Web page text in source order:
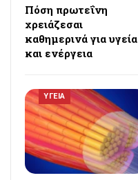
Πόση πρωτεΐνη
χρειάζεσαι
καθημερινά για υγεία
και ενέργεια
ΥΓΕΙΑ